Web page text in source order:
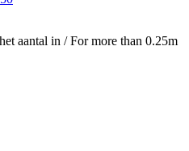
aantal in / For more than 0.25m